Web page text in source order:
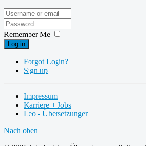
Remember Me
Log in
Forgot Login?
Sign up
Impressum
Karriere + Jobs
Leo - Übersetzungen
Nach oben